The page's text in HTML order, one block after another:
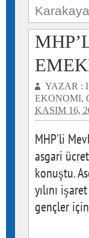
YAZAR :
EKONOMI,
KASIM 16,
MHP'li
asgari
konuştu.
yılını
gençler